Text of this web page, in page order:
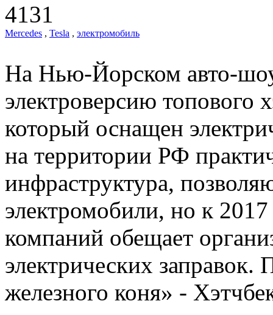
4131
Mercedes , Теsla , электромобиль
На Нью-Йорском авто-
электроверсию топового
который оснащен
на территории РФ
инфраструктура,
электромобили, но к
компаний обещает
электрических заправок.
железного коня» -